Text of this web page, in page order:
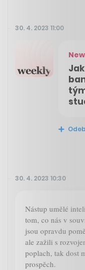
30. 4. 2023 11:00
30. 4. 2023 10:30
Nástup umělé
tom, co nás v
jsou opravdu
ale zažili s
poplach, tak dost
prospěch.